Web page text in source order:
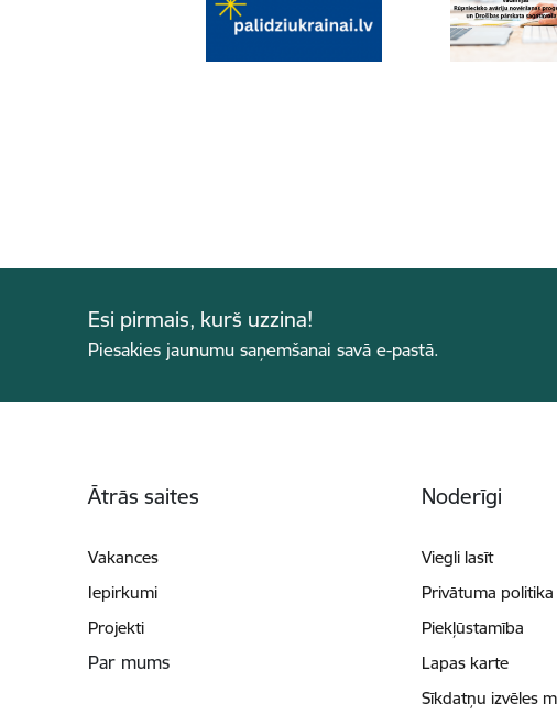
Esi pirmais, kurš uzzina!
Piesakies jaunumu saņemšanai savā e-pastā.
Ātrās saites
Vakances
Iepirkumi
Projekti
Par mums
Noderīgi
Viegli lasīt
Privātuma politika
Piekļūstamība
Lapas karte
Sīkdatņu izvēles